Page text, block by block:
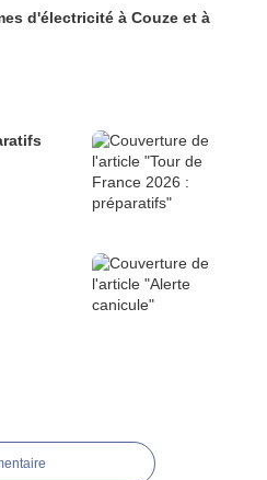
d'électricité à Couze et à